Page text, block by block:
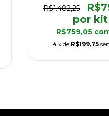
R$1.482,25
R$759,05
4 x de R$199,75